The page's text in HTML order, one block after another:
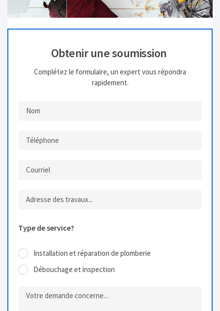
Obtenir une soumission
Complétez le formulaire, un expert vous répondra
rapidement.
Type de service?
Installation et réparation de plomberie
Débouchage et inspection